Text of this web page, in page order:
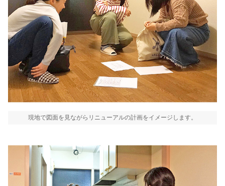
現地で図面を見ながらリニューアルの計画をイメージします。